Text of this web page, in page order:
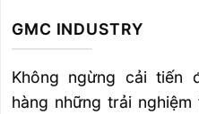
GMC INDUSTRY
Không ngừng cải tiến
hàng những trải